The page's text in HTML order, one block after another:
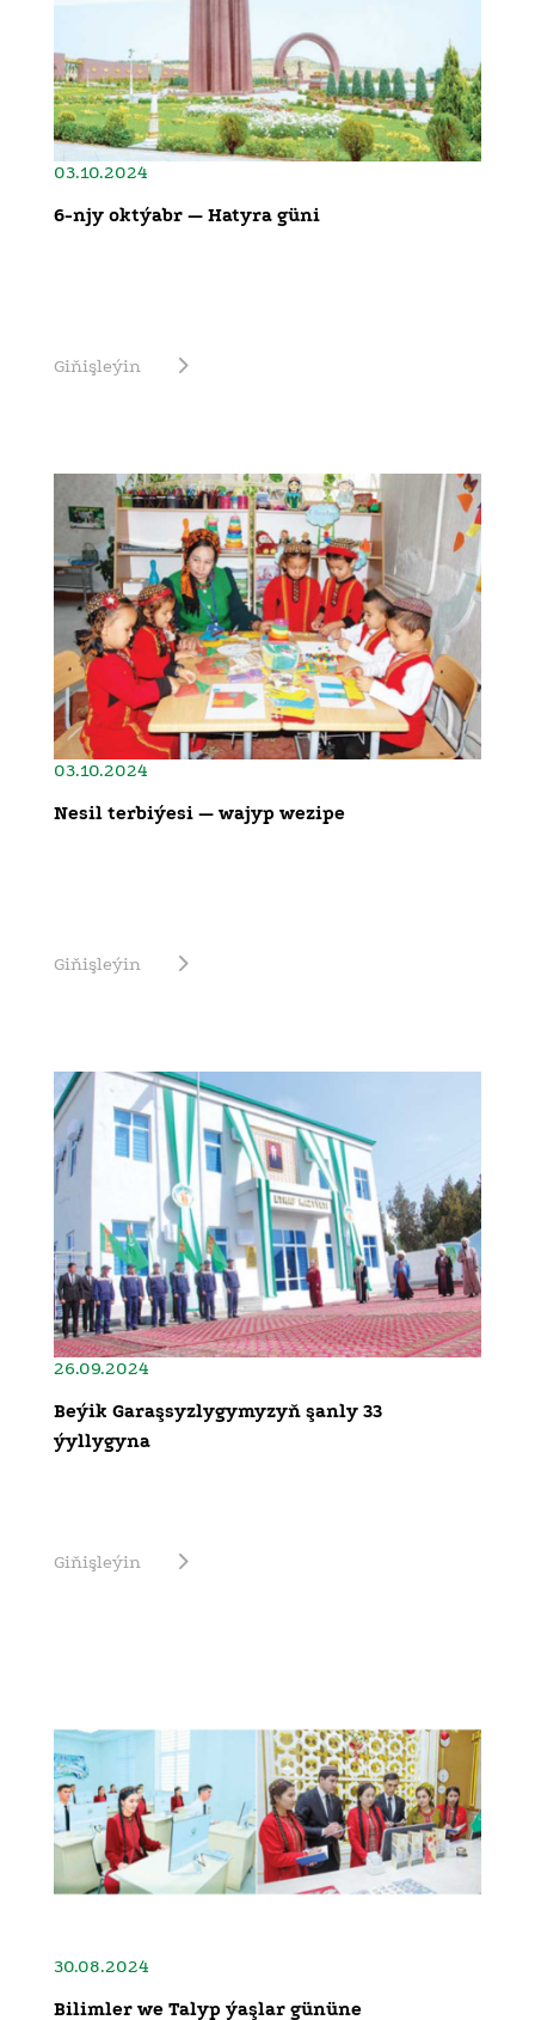
03.10.2024
6-njy oktýabr — Hatyra güni
Giňişleýin
03.10.2024
Nesil terbiýesi — wajyp wezipe
Giňişleýin
26.09.2024
Beýik Garaşsyzlygymyzyň şanly 33
ýyllygyna
Giňişleýin
30.08.2024
Bilimler we Talyp ýaşlar gününe